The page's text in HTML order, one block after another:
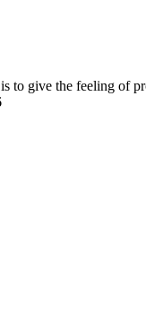
to give the feeling of